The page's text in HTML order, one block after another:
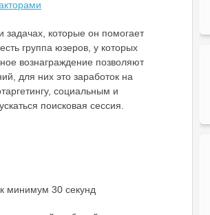
которые он помогает
группа юзеров, у которых
вознаграждение позволяют
для них это заработок на
социальным и
поисковая сессия.
минимум 30 секунд